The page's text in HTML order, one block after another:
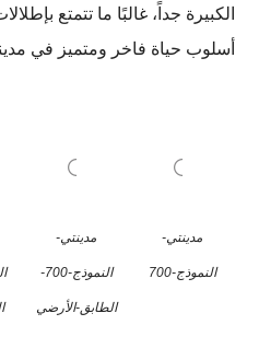
الكبيرة جداً، غالبًا ما تتمتع
أسلوب حياة فاخر ومتميز في
مدينتي-
النموذج-700
مدينتي-
النموذج-700-
الطابق-الأرضي